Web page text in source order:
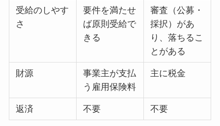
受給のしやす
さ
要件を満たせ
ば原則受給で
きる
審査（公募・
採択）があ
り、落ちるこ
とがある
財源
事業主が支払
う雇用保険料
主に税金
返済 不要 不要